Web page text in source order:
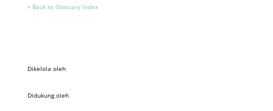
« Back to Glossary Index
Dikelola oleh
Didukung oleh